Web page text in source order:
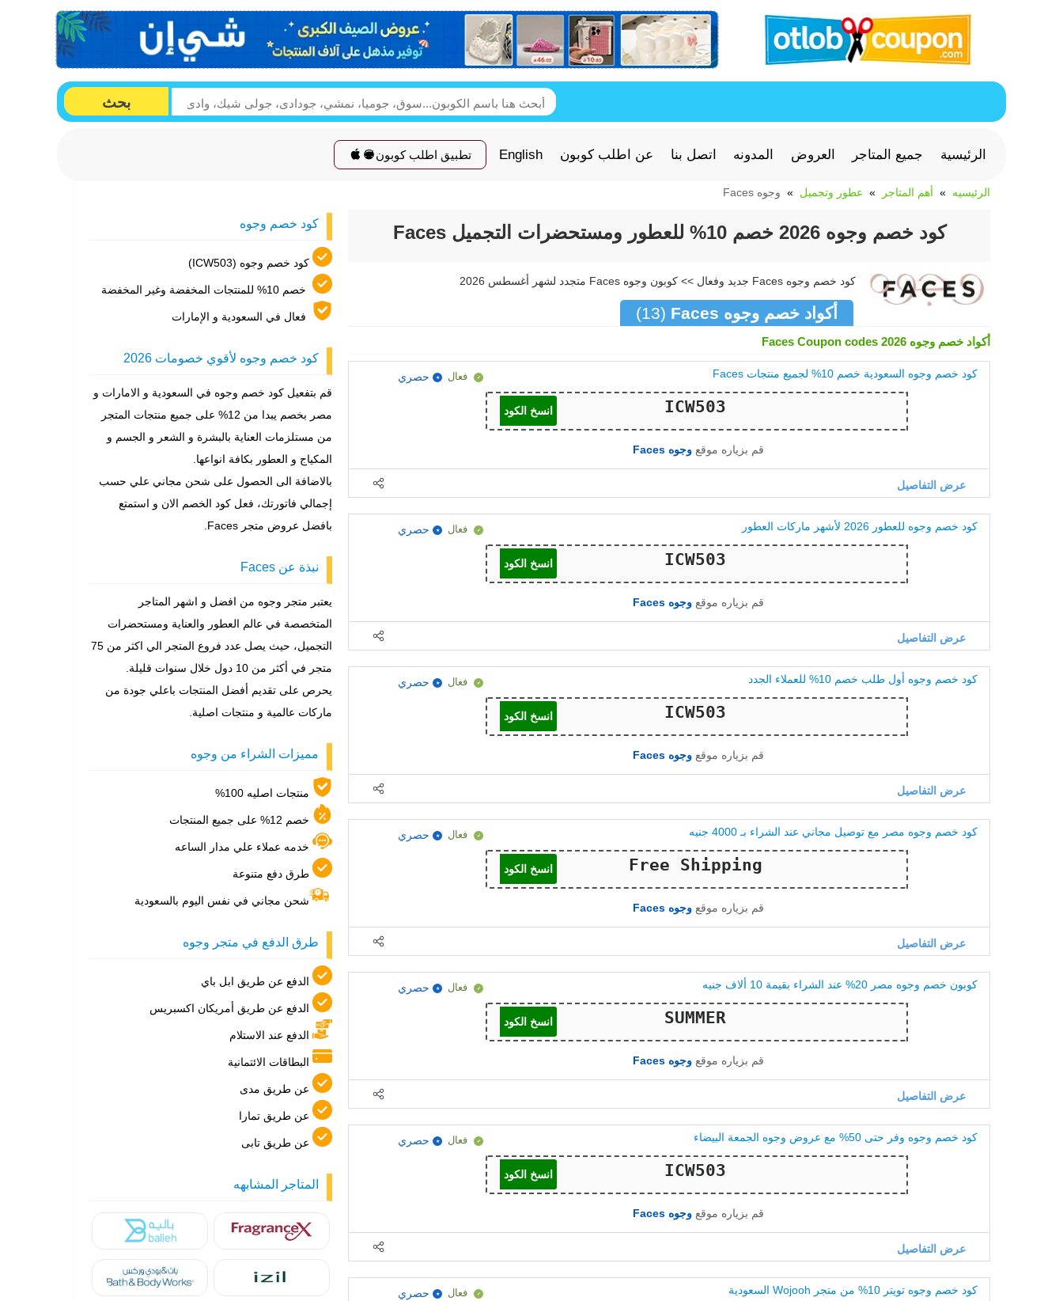
بحث
الرئيسية جميع المتاجر العروض المدونه اتصل بنا عن اطلب كوبون English تطبيق اطلب كوبون
الرئيسيه أهم المتاجر عطور وتجميل وجوه Faces
كود خصم وجوه 2026 خصم 10% للعطور ومستحضرات التجميل Faces
كود خصم وجوه Faces جديد وفعال >> كوبون وجوه Faces متجدد لشهر أغسطس 2026
أكواد خصم وجوه Faces (13)
أكواد خصم وجوه Faces Coupon codes 2026
كود خصم وجوه السعودية خصم 10% لجميع منتجات Faces فعال حصري
انسخ الكود
قم بزياره موقع وجوه Faces
عرض التفاصيل
كود خصم وجوه للعطور 2026 لأشهر ماركات العطور فعال حصري
انسخ الكود
قم بزياره موقع وجوه Faces
عرض التفاصيل
كود خصم وجوه أول طلب خصم 10% للعملاء الجدد فعال حصري
انسخ الكود
قم بزياره موقع وجوه Faces
عرض التفاصيل
كود خصم وجوه مصر مع توصيل مجاني عند الشراء بـ 4000 جنيه فعال حصري
انسخ الكود
قم بزياره موقع وجوه Faces
عرض التفاصيل
كوبون خصم وجوه مصر 20% عند الشراء بقيمة 10 ألاف جنيه فعال حصري
انسخ الكود
قم بزياره موقع وجوه Faces
عرض التفاصيل
كود خصم وجوه وفر حتى 50% مع عروض وجوه الجمعة البيضاء فعال حصري
انسخ الكود
قم بزياره موقع وجوه Faces
عرض التفاصيل
كود خصم وجوه تويتر 10% من متجر Wojooh السعودية فعال حصري
كود خصم وجوه
كود خصم وجوه (ICW503)
خصم 10% للمنتجات المخفضة وغير المخفضة
فعال في السعودية و الإمارات
كود خصم وجوه لأقوي خصومات 2026
قم بتفعيل كود خصم وجوه في السعودية و الامارات و
مصر بخصم يبدا من 12% على جميع منتجات المتجر
من مستلزمات العناية بالبشرة و الشعر و الجسم و
المكياج و العطور بكافة انواعها.
بالاضافة الى الحصول على شحن مجاني علي حسب
إجمالي فاتورتك، فعل كود الخصم الان و استمتع
بافضل عروض متجر Faces.
نبذة عن Faces
يعتبر متجر وجوه من افضل و اشهر المتاجر
المتخصصة في عالم العطور والعناية ومستحضرات
التجميل، حيث يصل عدد فروع المتجر الي اكثر من 75
متجر في أكثر من 10 دول خلال سنوات قليلة.
يحرص على تقديم أفضل المنتجات باعلي جودة من
ماركات عالمية و منتجات اصلية.
مميزات الشراء من وجوه
منتجات اصليه 100%
خصم 12% على جميع المنتجات
خدمه عملاء علي مدار الساعه
طرق دفع متنوعة
شحن مجاني في نفس اليوم بالسعودية
طرق الدفع في متجر وجوه
الدفع عن طريق ابل باي
الدفع عن طريق أمريكان اكسبريس
الدفع عند الاستلام
البطاقات الائتمانية
عن طريق مدى
عن طريق تمارا
عن طريق تابى
المتاجر المشابهه